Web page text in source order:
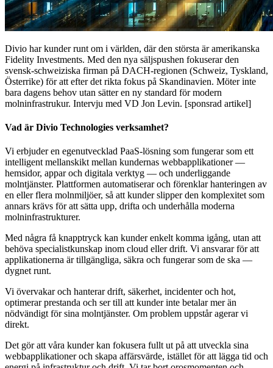
Divio har kunder runt om i världen, där den största är amerikanska
Fidelity Investments. Med den nya säljspushen fokuserar den
svensk-schweiziska firman på DACH-regionen (Schweiz, Tyskland,
Österrike) för att efter det rikta fokus på Skandinavien. Möter inte
bara dagens behov utan sätter en ny standard för modern
molninfrastrukur. Intervju med VD Jon Levin. [sponsrad artikel]
Vad är Divio Technologies verksamhet?
Vi erbjuder en egenutvecklad PaaS-lösning som fungerar som ett
intelligent mellanskikt mellan kundernas webbapplikationer —
hemsidor, appar och digitala verktyg — och underliggande
molntjänster. Plattformen automatiserar och förenklar hanteringen av
en eller flera molnmiljöer, så att kunder slipper den komplexitet som
annars krävs för att sätta upp, drifta och underhålla moderna
molninfrastrukturer.
Med några få knapptryck kan kunder enkelt komma igång, utan att
behöva specialistkunskap inom cloud eller drift. Vi ansvarar för att
applikationerna är tillgängliga, säkra och fungerar som de ska —
dygnet runt.
Vi övervakar och hanterar drift, säkerhet, incidenter och hot,
optimerar prestanda och ser till att kunder inte betalar mer än
nödvändigt för sina molntjänster. Om problem uppstår agerar vi
direkt.
Det gör att våra kunder kan fokusera fullt ut på att utveckla sina
webbapplikationer och skapa affärsvärde, istället för att lägga tid och